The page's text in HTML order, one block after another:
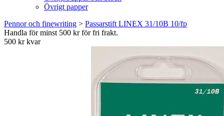
Övrigt papper
Pennor och finewriting > Passarstift LINEX 31/10B 10/fp
Handla för minst 500 kr för fri frakt.
500 kr kvar